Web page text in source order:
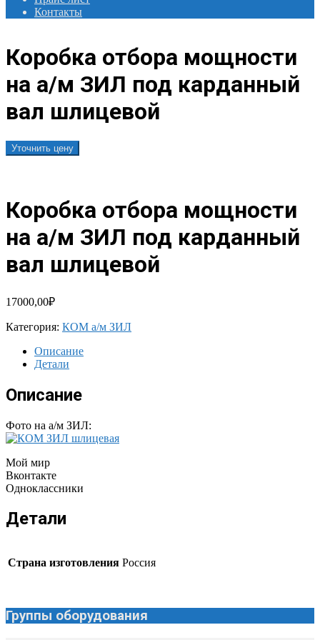
Контакты
Коробка отбора мощности
на а/м ЗИЛ под карданный
вал шлицевой
Уточнить цену
Коробка отбора мощности
на а/м ЗИЛ под карданный
вал шлицевой
17000,00₽
Категория: КОМ а/м ЗИЛ
Описание
Детали
Описание
Фото на а/м ЗИЛ:
Мой мир
Вконтакте
Одноклассники
Детали
Страна изготовления Россия
Группы оборудования